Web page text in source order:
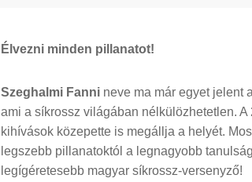
Élvezni minden pillanatot!
Szeghalmi Fanni neve ma már egyet jelent
ami a síkrossz világában nélkülözhetetlen.
kihívások közepette is megállja a helyét.
legszebb pillanatoktól a legnagyobb
legígéretesebb magyar síkrossz-versenyző!